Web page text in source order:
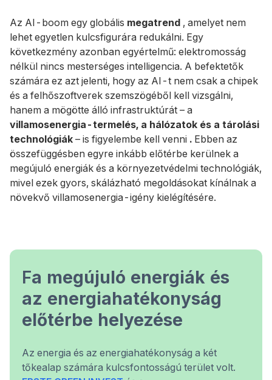
Az AI-boom egy globális megatrend , amelyet nem
lehet egyetlen kulcsfigurára redukálni. Egy
következmény azonban egyértelmű: elektromosság
nélkül nincs mesterséges intelligencia. A befektetők
számára ez azt jelenti, hogy az AI-t nem csak a chipek
és a felhőszoftverek szemszögéből kell vizsgálni,
hanem a mögötte álló infrastruktúrát – a
villamosenergia-termelés, a hálózatok és a tárolási
technológiák – is figyelembe kell venni . Ebben az
összefüggésben egyre inkább előtérbe kerülnek a
megújuló energiák és a környezetvédelmi technológiák,
mivel ezek gyors, skálázható megoldásokat kínálnak a
növekvő villamosenergia-igény kielégítésére.
Fa megújuló energiák és
az energiahatékonyság
előtérbe helyezése
Az energia és az energiahatékonyság a két
tőkealap számára kulcsfontosságú terület volt.